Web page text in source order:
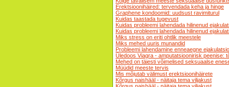
Erektsioonihäired: tervendada keha ja hinge
Graphene kondoomid: uudsust ravimiturul
Kuidas taastada tugevust
Kuidas probleemi lahendada hilinenud
Kuidas probleemi lahendada hilinenud
Miks stress on eriti ohtlik meestele
Miks mehed uuris munandid
Probleemi lahendamine enneaegne
Üledoos Viagra - amputatsioonirisk peenise:
Mehed on täiesti võimelised seksuaalse
Müüdid meeste tervis
Mis mõjutab välimust erektsioonihäirete
Kõrgus naishääl - näitaja tema viljakust